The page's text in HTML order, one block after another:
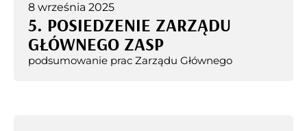
8 września 2025
5. POSIEDZENIE ZARZĄDU
GŁÓWNEGO ZASP
podsumowanie prac Zarządu Głównego